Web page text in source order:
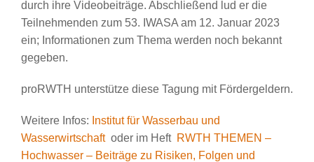
durch ihre Videobeiträge. Abschließend lud er die
Teilnehmenden zum 53. IWASA am 12. Januar 2023
ein; Informationen zum Thema werden noch bekannt
gegeben.
proRWTH unterstütze diese Tagung mit Fördergeldern.
Weitere Infos: Institut für Wasserbau und
Wasserwirtschaft oder im Heft RWTH THEMEN –
Hochwasser – Beiträge zu Risiken, Folgen und